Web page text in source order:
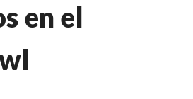
en el